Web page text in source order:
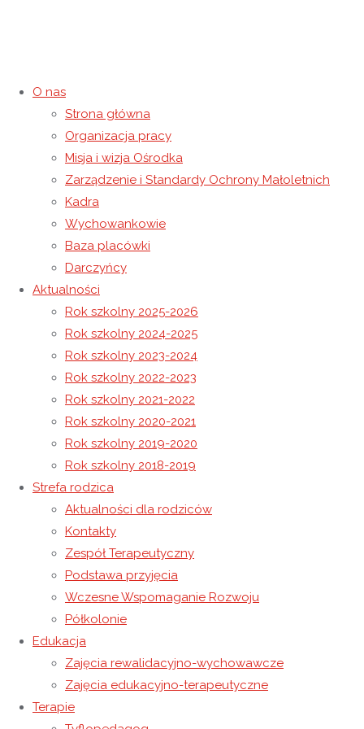
O nas
Strona główna
Organizacja pracy
Misja i wizja Ośrodka
Zarządzenie i Standardy Ochrony Małoletnich
Kadra
Wychowankowie
Baza placówki
Darczyńcy
Aktualności
Rok szkolny 2025-2026
Rok szkolny 2024-2025
Rok szkolny 2023-2024
Rok szkolny 2022-2023
Rok szkolny 2021-2022
Rok szkolny 2020-2021
Rok szkolny 2019-2020
Rok szkolny 2018-2019
Strefa rodzica
Aktualności dla rodziców
Kontakty
Zespół Terapeutyczny
Podstawa przyjęcia
Wczesne Wspomaganie Rozwoju
Półkolonie
Edukacja
Zajęcia rewalidacyjno-wychowawcze
Zajęcia edukacyjno-terapeutyczne
Terapie
Niepubliczny Ośrodek
Rewalidacyjno-Wychowawczy
Caritas w Wysokiej
19 listopada 202519 listopada 2025
Teatr Eden
Teatr Eden W dniu 18.11.2025 r. gościliśmy aktorów z teatru
Eden. Spektakl pt.: „Najpiękniejszy prezent” opowiadał
historię małego Piotrusia, który z wytęsknieniem czeka na
dzień swoich urodzin, ale nie dlatego, że czeka na prezenty,
a dlatego, że chce go spędzić z mamą. Ta historia
przypomniała nam o tym, że choćby …
Czytaj więcej "Teatr Eden"